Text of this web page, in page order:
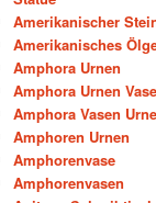
Amerikanischer
Amerikanisches
Amphora Urnen
Amphora Urnen
Amphora Vasen
Amphoren Urnen
Amphorenvase
Amphorenvasen